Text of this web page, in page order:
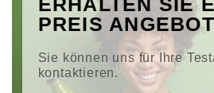
PREIS ANGEBOT
Sie können uns für Ihre
kontaktieren.